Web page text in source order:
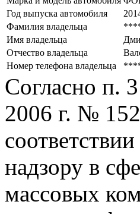
Год выпуска автомобиля
Фамилия владельца
Имя владельца
Отчество владельца
Номер телефона владельца
Согласно п.
2006 г. №
надзору в
массовых